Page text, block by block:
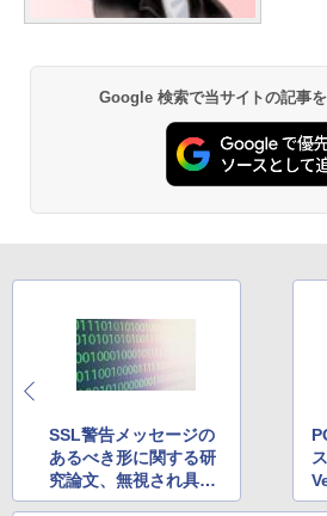
Google 検索で当サイトの記事
SSL警告メッセージの
あるべき形に関する研
究論文、無視され具合
を計測比較 ほか